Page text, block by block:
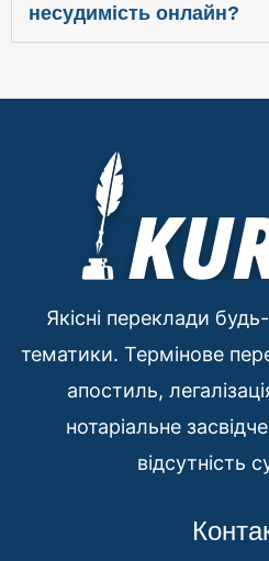
несудимість онлайн?
Якісні переклади
тематики. Термінове
апостиль,
нотаріальне
відсутність